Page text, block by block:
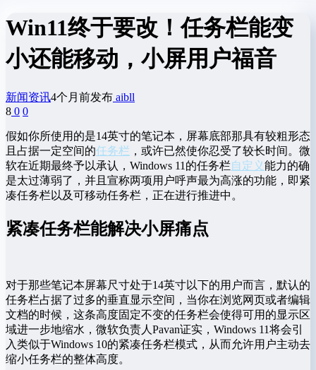
Win11终于要改！任务栏能变
小还能移动，小屏用户福音
新闻资讯4个月前发布 aibll
8 0 0
假如你所使用的是14英寸的笔记本，屏幕底部那具有较粗形态
且占据一定空间的任务栏 ，或许已然使你忍受了较长时间。微
软在近期最终予以承认，Windows 11的任务栏自定义能力的确
是太过薄弱了，并且宣称两项用户呼声最为高涨的功能，即紧
凑任务栏以及可移动任务栏，正在进行推进中。
紧凑任务栏能解决小屏痛点
对于那些笔记本屏幕尺寸处于14英寸以下的用户而言，默认的
任务栏占据了过多的垂直显示空间，当你在浏览网页或者编辑
文档的时候，这条高度固定不变的任务栏会使得可用的显示区
域进一步地缩水，微软负责人Pavan证实，Windows 11将会引
入类似于Windows 10的紧凑任务栏模式，从而允许用户主动去
缩小任务栏的整体高度。